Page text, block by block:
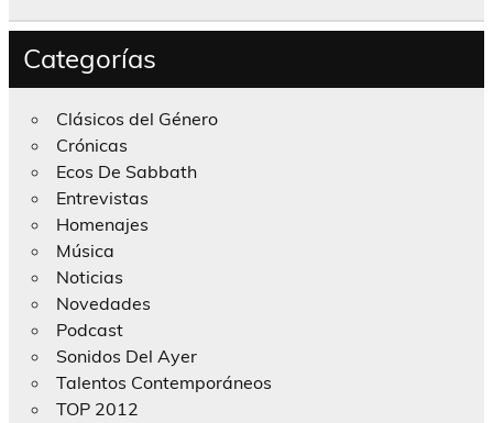
Categorías
Clásicos del Género
Crónicas
Ecos De Sabbath
Entrevistas
Homenajes
Música
Noticias
Novedades
Podcast
Sonidos Del Ayer
Talentos Contemporáneos
TOP 2012